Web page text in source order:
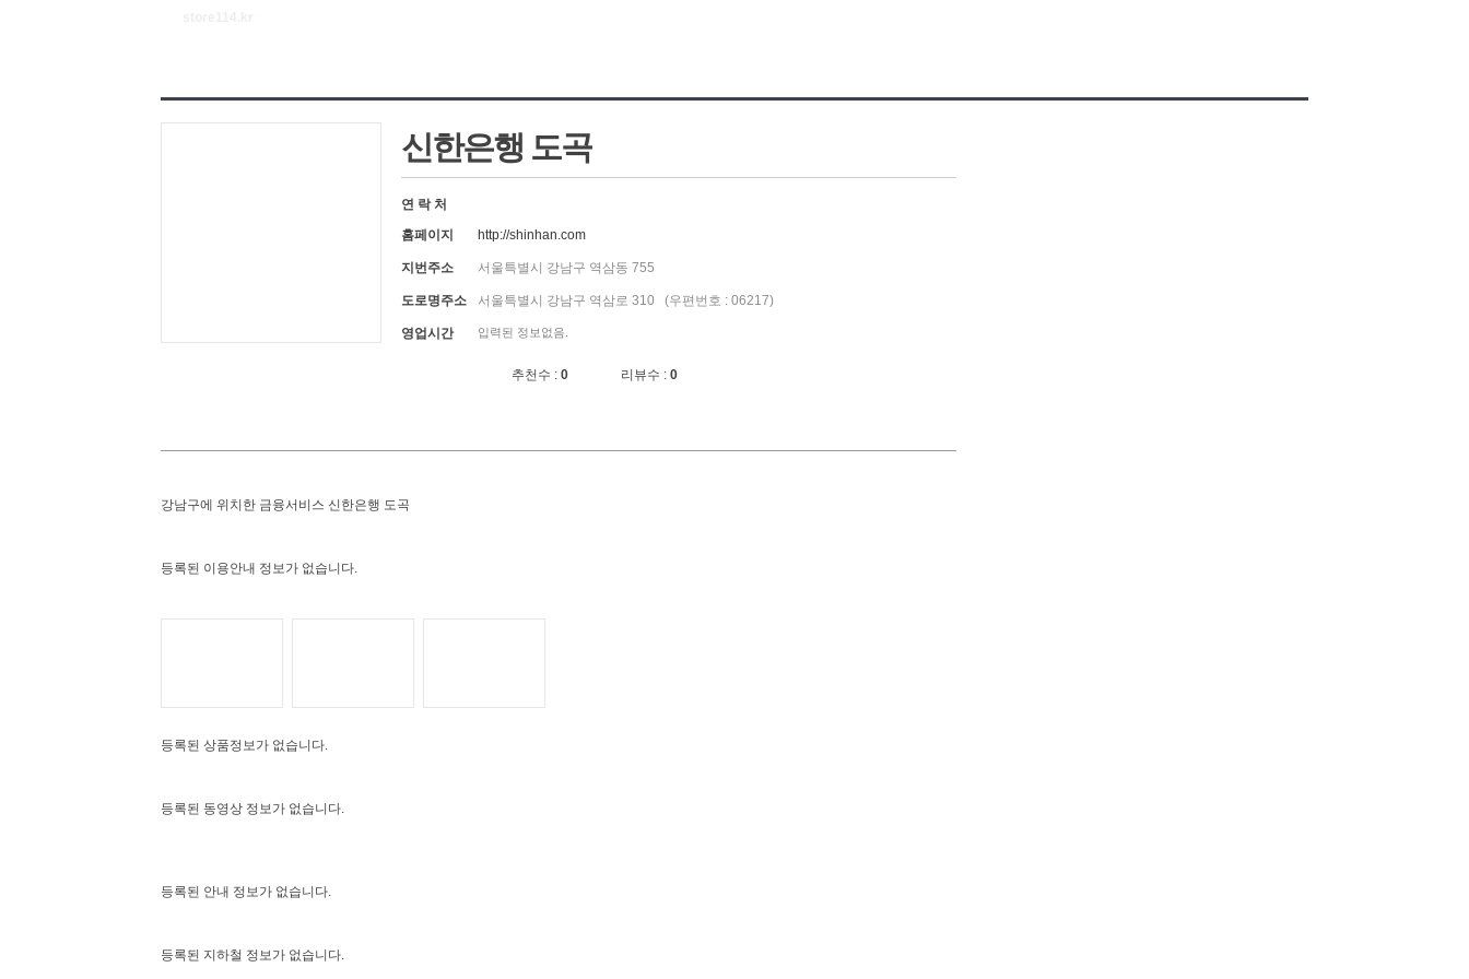
신한은행 도곡
연 락 처
홈페이지
http://shinhan.com
지번주소 서울특별시 강남구 역삼동 755
도로명주소 서울특별시 강남구 역삼로 310 (우편번호 : 06217)
영업시간 입력된 정보없음.
추천수 : 0 리뷰수 : 0
강남구에 위치한 금융서비스 신한은행 도곡